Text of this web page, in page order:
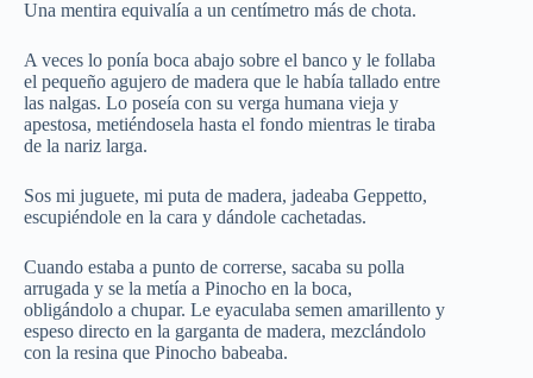
Una mentira equivalía a un centímetro más de chota.
A veces lo ponía boca abajo sobre el banco y le follaba
el pequeño agujero de madera que le había tallado entre
las nalgas. Lo poseía con su verga humana vieja y
apestosa, metiéndosela hasta el fondo mientras le tiraba
de la nariz larga.
Sos mi juguete, mi puta de madera, jadeaba Geppetto,
escupiéndole en la cara y dándole cachetadas.
Cuando estaba a punto de correrse, sacaba su polla
arrugada y se la metía a Pinocho en la boca,
obligándolo a chupar. Le eyaculaba semen amarillento y
espeso directo en la garganta de madera, mezclándolo
con la resina que Pinocho babeaba.